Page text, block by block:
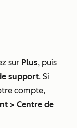
sur Plus, puis
support. Si
compte,
> Centre de